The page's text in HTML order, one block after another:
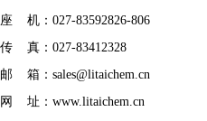
座 机：027-83592826-806
传 真：027-83412328
邮 箱： sales@litaichem.cn
网 址： www.litaichem.cn